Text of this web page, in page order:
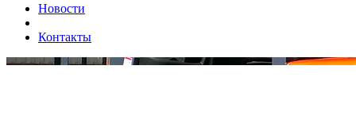
Новости
Контакты